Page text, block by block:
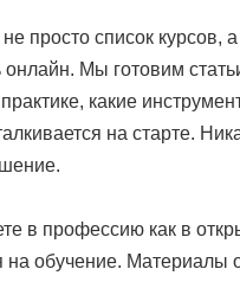
просто список курсов,
Мы готовим
какие
на старте.
в профессию как в
на обучение.